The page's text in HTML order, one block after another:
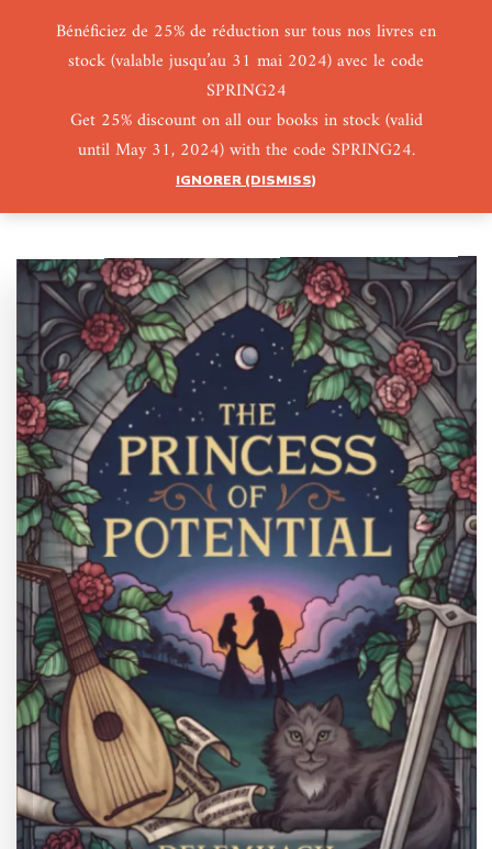
Bénéficiez de 25% de réduction sur tous nos livres en
stock (valable jusqu’au 31 mai 2024) avec le code
SPRING24
Get 25% discount on all our books in stock (valid
until May 31, 2024) with the code SPRING24.
IGNORER (DISMISS)
0 0